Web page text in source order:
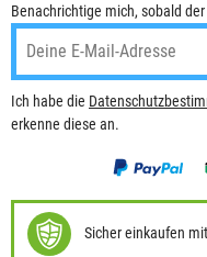
Benachrichtige mich, sobald
Ich habe die
erkenne diese an.
Sicher einkaufen